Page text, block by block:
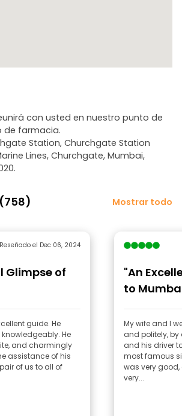
con usted en nuestro punto de
de farmacia.
Station, Churchgate Station
Lines, Churchgate, Mumbai,
Mostrar todo
Reseñado el Dec 06, 2024
Glimpse of
guide. He
He
and charmingly
assistance of his
of us to all of
"An
to
My wife and I
and politely, by
and his driver
most famous
was very
very...